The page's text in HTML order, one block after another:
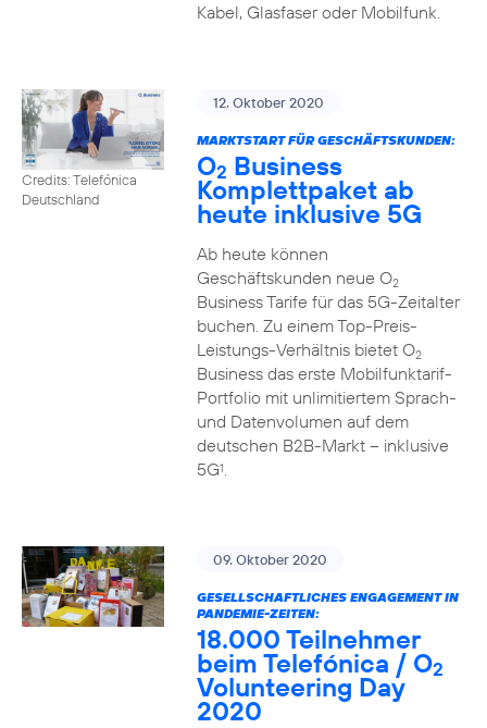
Kabel, Glasfaser oder Mobilfunk.
Credits: Telefónica
Deutschland
12. Oktober 2020
MARKTSTART FÜR GESCHÄFTSKUNDEN:
O2 Business
Komplettpaket ab
heute inklusive 5G
Ab heute können
Geschäftskunden neue O2
Business Tarife für das 5G-Zeitalter
buchen. Zu einem Top-Preis-
Leistungs-Verhältnis bietet O2
Business das erste Mobilfunktarif-
Portfolio mit unlimitiertem Sprach-
und Datenvolumen auf dem
deutschen B2B-Markt – inklusive
5G1.
09. Oktober 2020
GESELLSCHAFTLICHES ENGAGEMENT IN
PANDEMIE-ZEITEN:
18.000 Teilnehmer
beim Telefónica / O2
Volunteering Day
2020